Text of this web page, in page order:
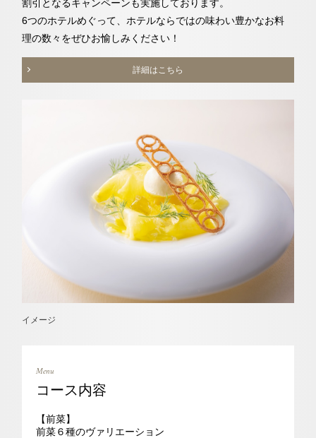
割引となるキャンペーンも実施しております。
6つのホテルめぐって、ホテルならではの味わい豊かなお料
理の数々をぜひお愉しみください！
詳細はこちら
イメージ
Menu
コース内容
【前菜】
前菜６種のヴァリエーション